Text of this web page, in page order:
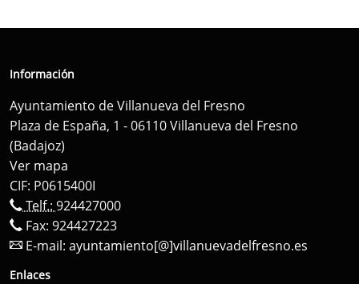
Información
Ayuntamiento de Villanueva del Fresno
Plaza de España, 1 - 06110 Villanueva del Fresno
(Badajoz)
Ver mapa
CIF: P0615400I
Telf.: 924427000
Fax: 924427223
E-mail: ayuntamiento[@]villanuevadelfresno.es
Enlaces